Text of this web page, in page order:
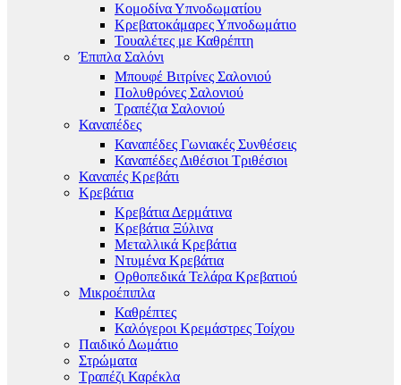
Κομοδίνα Υπνοδωματίου
Κρεβατοκάμαρες Υπνοδωμάτιο
Τουαλέτες με Καθρέπτη
Έπιπλα Σαλόνι
Μπουφέ Βιτρίνες Σαλονιού
Πολυθρόνες Σαλονιού
Τραπέζια Σαλονιού
Καναπέδες
Καναπέδες Γωνιακές Συνθέσεις
Καναπέδες Διθέσιοι Τριθέσιοι
Καναπές Κρεβάτι
Κρεβάτια
Κρεβάτια Δερμάτινα
Κρεβάτια Ξύλινα
Μεταλλικά Κρεβάτια
Ντυμένα Κρεβάτια
Ορθοπεδικά Τελάρα Κρεβατιού
Μικροέπιπλα
Καθρέπτες
Καλόγεροι Κρεμάστρες Τοίχου
Παιδικό Δωμάτιο
Στρώματα
Τραπέζι Καρέκλα